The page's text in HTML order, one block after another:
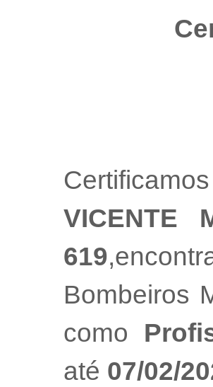
VICENTE
619
Bombeiros
como
até 07/02/